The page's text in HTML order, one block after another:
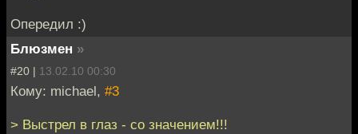
Опередил :)
Блюзмен »
#20 | 13.02.10 00:30
Кому: michael, #3
> Выстрел в глаз - со значением!!!